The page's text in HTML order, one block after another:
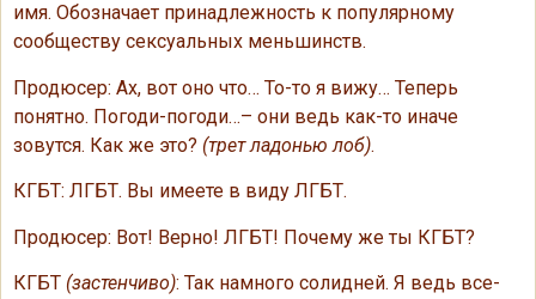
имя. Обозначает принадлежность к популярному
сообществу сексуальных меньшинств.
Продюсер: Ах, вот оно что… То-то я вижу… Теперь
понятно. Погоди-погоди…– они ведь как-то иначе
зовутся. Как же это? (трет ладонью лоб).
КГБТ: ЛГБТ. Вы имеете в виду ЛГБТ.
Продюсер: Вот! Верно! ЛГБТ! Почему же ты КГБТ?
КГБТ (застенчиво): Так намного солидней. Я ведь все-